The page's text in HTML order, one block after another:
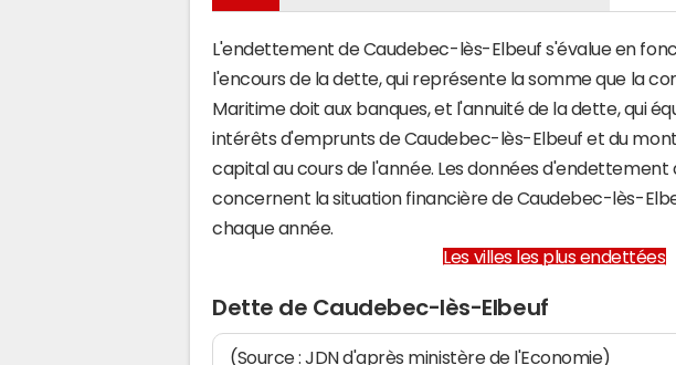
L'endettement de Caudebec-lès-Elbeuf s'évalue en
l'encours de la dette, qui représente la somme que la
Maritime doit aux banques, et l'annuité de la dette, qui
intérêts d'emprunts de Caudebec-lès-Elbeuf et du
capital au cours de l'année. Les données
concernent la situation financière de Caudebec-lès-
chaque année.
Les villes les plus endettées
Dette de Caudebec-lès-Elbeuf
(Source : JDN d'après ministère de l'Economie)